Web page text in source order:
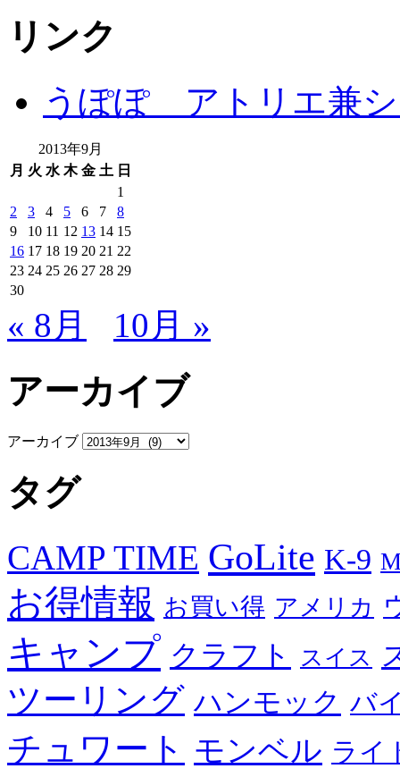
リンク
うぽぽ アトリエ兼
2013年9月
月 火 水 木 金 土 日
1
2
3 4 5 6 7
8
9
10 11 12 13 14 15
16 17 18 19 20 21 22
23 24 25 26 27 28 29
30
« 8月 10月 »
アーカイブ
アーカイブ
タグ
CAMP TIME GoLite K-9
お得情報 お買い得 アメリカ
キャンプ クラフト スイス
ツーリング ハンモック バ
チュワート モンベル ライ